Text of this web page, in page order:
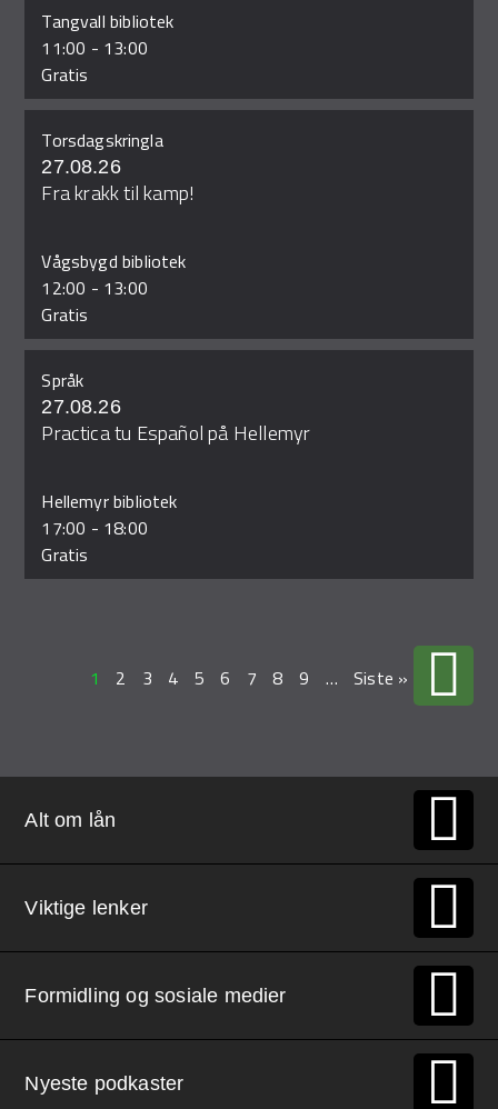
Tangvall bibliotek
11:00 - 13:00
Gratis
Torsdagskringla
27.08.26
Fra krakk til kamp!
Vågsbygd bibliotek
12:00 - 13:00
Gratis
Språk
27.08.26
Practica tu Español på Hellemyr
Hellemyr bibliotek
17:00 - 18:00
Gratis
1 2 3 4 5 6 7 8 9 … Siste »
Alt om lån
Viktige lenker
Formidling og sosiale medier
Nyeste podkaster